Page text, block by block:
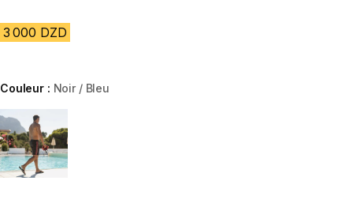
3 000 DZD
Couleur : Noir / Bleu
Choose a variant